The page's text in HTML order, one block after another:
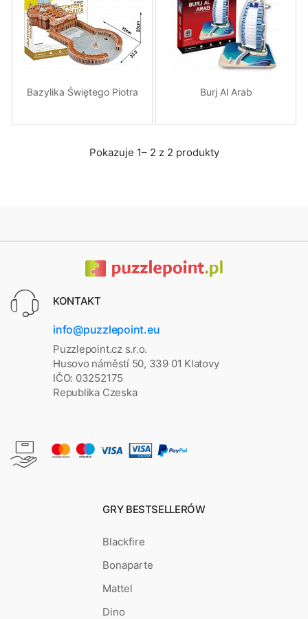
Bazylika Świętego Piotra Burj Al Arab
Pokazuje 1– 2 z 2 produkty
KONTAKT
info@puzzlepoint.eu
Puzzlepoint.cz s.r.o.
Husovo náměstí 50, 339 01 Klatovy
IČO: 03252175
Republika Czeska
GRY BESTSELLERÓW
Blackfire
Bonaparte
Mattel
Dino